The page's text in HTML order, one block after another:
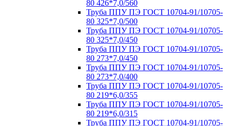
80 426*7,0/560
Труба ППУ ПЭ ГОСТ 10704-91/10705-
80 325*7,0/500
Труба ППУ ПЭ ГОСТ 10704-91/10705-
80 325*7,0/450
Труба ППУ ПЭ ГОСТ 10704-91/10705-
80 273*7,0/450
Труба ППУ ПЭ ГОСТ 10704-91/10705-
80 273*7,0/400
Труба ППУ ПЭ ГОСТ 10704-91/10705-
80 219*6,0/355
Труба ППУ ПЭ ГОСТ 10704-91/10705-
80 219*6,0/315
Труба ППУ ПЭ ГОСТ 10704-91/10705-